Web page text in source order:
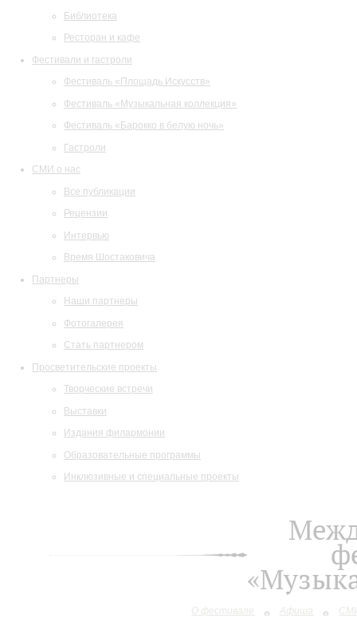
Библиотека
Ресторан и кафе
Фестивали и гастроли
Фестиваль «Площадь Искусств»
Фестиваль «Музыкальная коллекция»
Фестиваль «Барокко в белую ночь»
Гастроли
СМИ о нас
Все публикации
Рецензии
Интервью
Время Шостаковича
Партнеры
Наши партнеры
Фотогалерея
Стать партнером
Просветительские проекты
Творческие встречи
Выставки
Издания филармонии
Образовательные программы
Инклюзивные и специальные проекты
О фестивале Афиша